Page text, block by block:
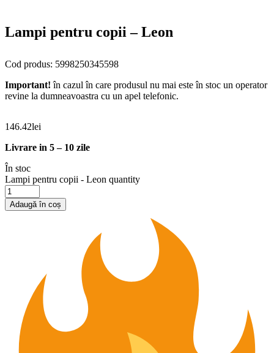
Lampi pentru copii – Leon
Cod produs: 5998250345598
Important! în cazul în care produsul nu mai este în stoc un operator
revine la dumneavoastra cu un apel telefonic.
146.42lei
Livrare in 5 – 10 zile
În stoc
Lampi pentru copii - Leon quantity
Adaugă în coș